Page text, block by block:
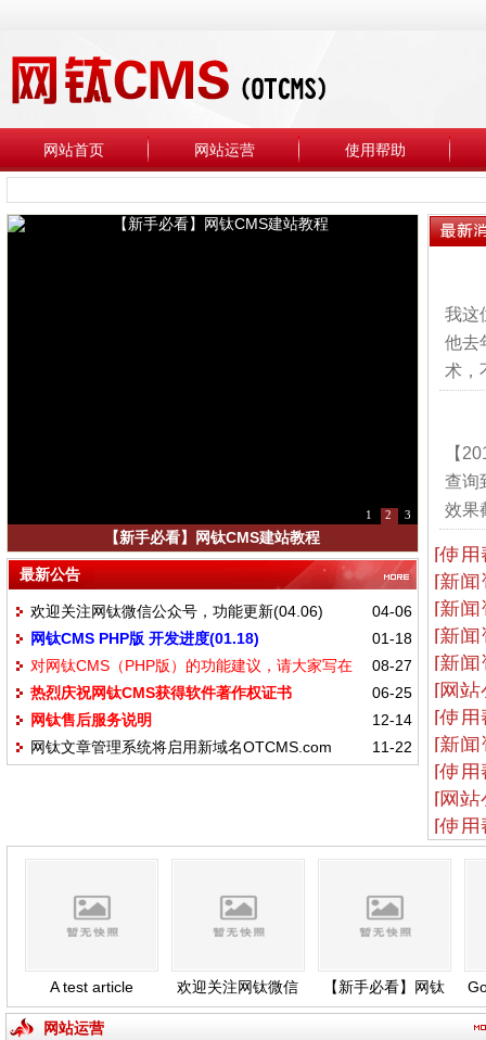
网站首页 网站运营 使用帮助
1 2 3
【新手必看】网钛CMS建站教程
最新公告
04-06
欢迎关注网钛微信公众号，功能更新(04.06)
01-18
网钛CMS PHP版 开发进度(01.18)
08-27
对网钛CMS（PHP版）的功能建议，请大家写在
这里
06-25
热烈庆祝网钛CMS获得软件著作权证书
12-14
网钛售后服务说明
11-22
网钛文章管理系统将启用新域名OTCMS.com
我这
他去
术，
【
查询
效果
[使
[新
[新
[新
[新
[网
[使
[新
[使
[网
[使
A test article
pushed at 2026-
04-07 14:15:31
欢迎关注网钛微信
公众号，功能更新
【新手必看】网钛
CMS建站教程
网站运营